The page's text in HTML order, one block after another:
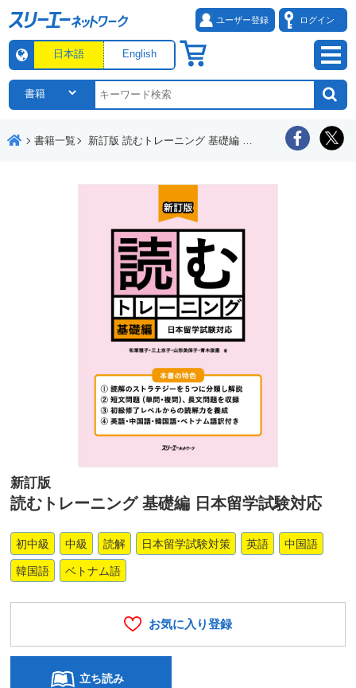
ユーザー登録 ログイン
日本語 English
書籍一覧 新訂版 読むトレーニング 基礎編 日本留学試験対応
新訂版
読むトレーニング 基礎編 日本留学試験対応
初中級 中級 読解 日本留学試験対策 英語 中国語
韓国語 ベトナム語
お気に入り登録
立ち読み